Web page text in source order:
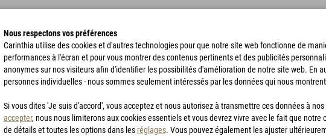
VÊTEMENTS DE PLUIE SACS DE BIVOUAC ACCESSOIRES CHASSE
Nous respectons vos préférences
Carinthia utilise des cookies et d'autres technologies pour que notre site web fonctionne de
performances à l'écran et pour vous montrer des contenus pertinents et des publicités
anonymes sur nos visiteurs afin d'identifier les possibilités d'amélioration de notre site web. En
personnes individuelles - nous sommes seulement intéressés par les données qui nous
Si vous dites 'Je suis d'accord', vous acceptez et nous autorisez à transmettre ces données à
accepter, nous nous limiterons aux cookies essentiels et vous devrez vivre avec le fait que
de détails et toutes les options dans les réglages. Vous pouvez également les ajuster